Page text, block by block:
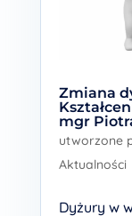
Zmiana
mgr
utworzone
Aktualności
Dyżury w